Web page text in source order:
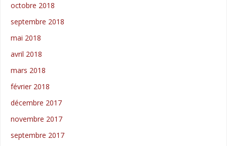
octobre 2018
septembre 2018
mai 2018
avril 2018
mars 2018
février 2018
décembre 2017
novembre 2017
septembre 2017